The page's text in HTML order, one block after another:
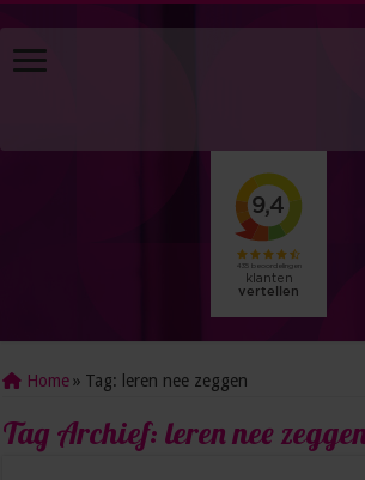
Home » Tag: leren nee zeggen
Tag Archief:leren nee